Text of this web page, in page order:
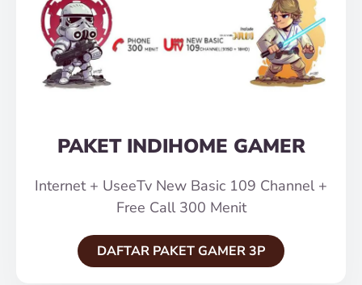
PAKET INDIHOME GAMER
Internet + UseeTv New Basic 109 Channel +
Free Call 300 Menit
DAFTAR PAKET GAMER 3P